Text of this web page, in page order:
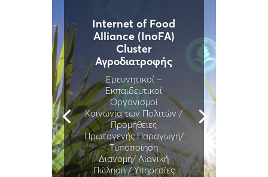
Internet of Food
Alliance (InoFA)
Cluster
Αγροδιατροφής
Ερευνητικοί –
Εκπαιδευτικοί
Οργανισμοί
Κοινωνία των Πολιτών /
Προμήθειες
Πρωτογενής Παραγωγή/
Τυποποίηση
Διανομή/ Λιανική
Πώληση / Υπηρεσίες